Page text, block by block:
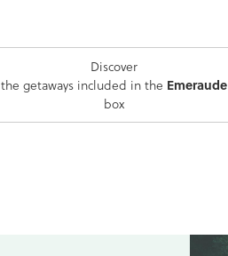
Discover
the getaways included in the Emeraude
box